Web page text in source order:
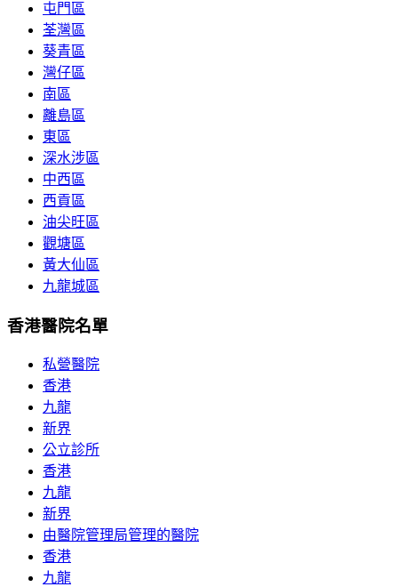
屯門區
荃灣區
葵青區
灣仔區
南區
離島區
東區
深水涉區
中西區
西貢區
油尖旺區
觀塘區
黃大仙區
九龍城區
香港醫院名單
私營醫院
香港
九龍
新界
公立診所
香港
九龍
新界
由醫院管理局管理的醫院
香港
九龍